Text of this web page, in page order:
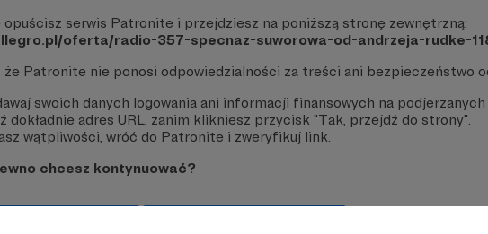
opuścisz serwis Patronite i przejdziesz na poniższą stronę zewnętrzną:
oferta/radio-357-specnaz-suworowa-od-andrzeja-rudke-
że Patronite nie ponosi odpowiedzialności za treści ani bezpieczeństwo
swoich danych logowania ani informacji finansowych na
dokładnie adres URL, zanim klikniesz przycisk "Tak, przejdź do strony".
wątpliwości, wróć do Patronite i zweryfikuj link.
chcesz kontynuować?